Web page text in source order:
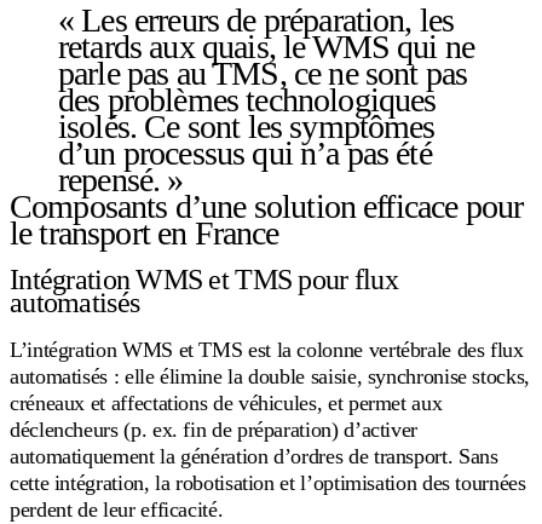
« Les erreurs de préparation, les
retards aux quais, le WMS qui ne
parle pas au TMS, ce ne sont pas
des problèmes technologiques
isolés. Ce sont les symptômes
d’un processus qui n’a pas été
repensé. »
Composants d’une solution efficace pour
le transport en France
Intégration WMS et TMS pour flux
automatisés
L’intégration WMS et TMS est la colonne vertébrale des flux
automatisés : elle élimine la double saisie, synchronise stocks,
créneaux et affectations de véhicules, et permet aux
déclencheurs (p. ex. fin de préparation) d’activer
automatiquement la génération d’ordres de transport. Sans
cette intégration, la robotisation et l’optimisation des tournées
perdent de leur efficacité.